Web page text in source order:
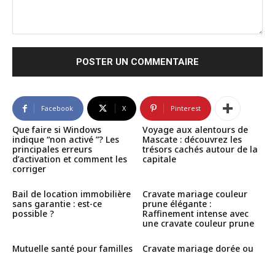
Facebook X Pinterest
Que faire si Windows
indique “non activé ”? Les
principales erreurs
d’activation et comment les
corriger
Voyage aux alentours de
Mascate : découvrez les
trésors cachés autour de la
capitale
Bail de location immobilière
sans garantie : est-ce
possible ?
Cravate mariage couleur
prune élégante :
Raffinement intense avec
une cravate couleur prune
Mutuelle santé pour familles
Cravate mariage dorée ou